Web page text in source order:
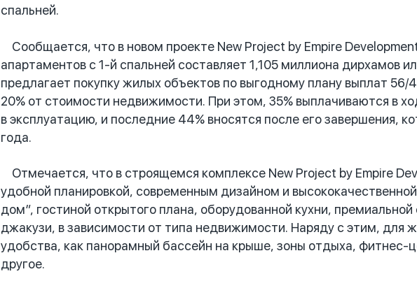
спальней.
Сообщается, что в новом проекте New Project by Empire
апартаментов с 1-й спальней составляет 1,105 миллиона дирхамов
предлагает покупку жилых объектов по выгодному плану выплат
20% от стоимости недвижимости. При этом, 35% выплачиваются в
в эксплуатацию, и последние 44% вносятся после его завершения,
года.
Отмечается, что в строящемся комплексе New Project by Empire
удобной планировкой, современным дизайном и
дом”, гостиной открытого плана, оборудованной кухни,
джакузи, в зависимости от типа недвижимости. Наряду с этим, для
удобства, как панорамный бассейн на крыше, зоны отдыха, фитнес-
другое.